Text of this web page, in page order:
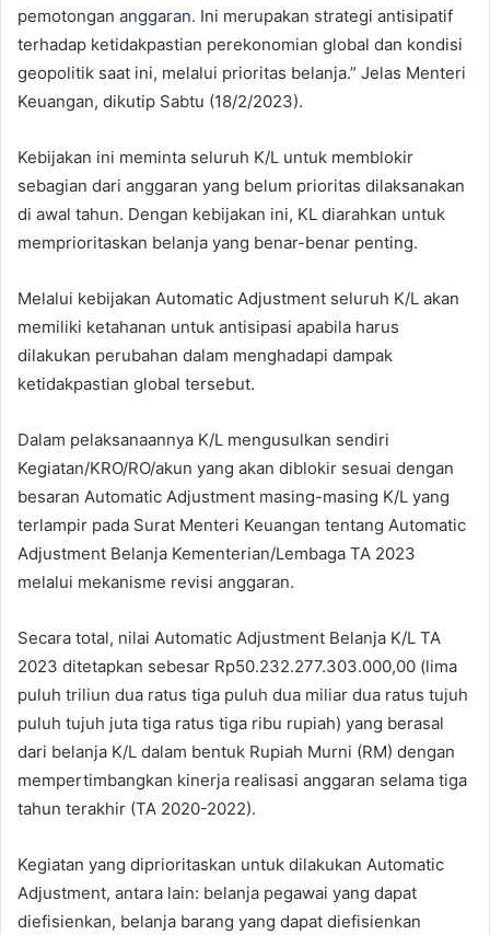
pemotongan anggaran. Ini merupakan strategi antisipatif
terhadap ketidakpastian perekonomian global dan kondisi
geopolitik saat ini, melalui prioritas belanja.” Jelas Menteri
Keuangan, dikutip Sabtu (18/2/2023).
Kebijakan ini meminta seluruh K/L untuk memblokir
sebagian dari anggaran yang belum prioritas dilaksanakan
di awal tahun. Dengan kebijakan ini, KL diarahkan untuk
memprioritaskan belanja yang benar-benar penting.
Melalui kebijakan Automatic Adjustment seluruh K/L akan
memiliki ketahanan untuk antisipasi apabila harus
dilakukan perubahan dalam menghadapi dampak
ketidakpastian global tersebut.
Dalam pelaksanaannya K/L mengusulkan sendiri
Kegiatan/KRO/RO/akun yang akan diblokir sesuai dengan
besaran Automatic Adjustment masing-masing K/L yang
terlampir pada Surat Menteri Keuangan tentang Automatic
Adjustment Belanja Kementerian/Lembaga TA 2023
melalui mekanisme revisi anggaran.
Secara total, nilai Automatic Adjustment Belanja K/L TA
2023 ditetapkan sebesar Rp50.232.277.303.000,00 (lima
puluh triliun dua ratus tiga puluh dua miliar dua ratus tujuh
puluh tujuh juta tiga ratus tiga ribu rupiah) yang berasal
dari belanja K/L dalam bentuk Rupiah Murni (RM) dengan
mempertimbangkan kinerja realisasi anggaran selama tiga
tahun terakhir (TA 2020-2022).
Kegiatan yang diprioritaskan untuk dilakukan Automatic
Adjustment, antara lain: belanja pegawai yang dapat
diefisienkan, belanja barang yang dapat diefisienkan